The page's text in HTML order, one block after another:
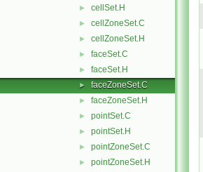
► cellSet.H
► cellZoneSet.C
► cellZoneSet.H
► faceSet.C
► faceSet.H
► faceZoneSet.C
► faceZoneSet.H
► pointSet.C
► pointSet.H
► pointZoneSet.C
► pointZoneSet.H